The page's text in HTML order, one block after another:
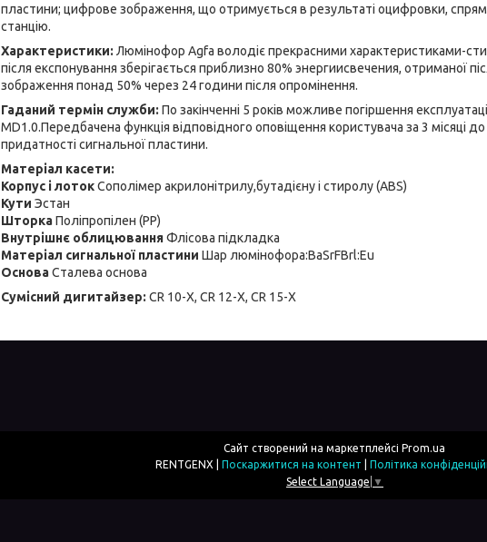
пластини; цифрове зображення, що отримується в результаті оцифровки,
станцію.
Характеристики: Люмінофор Agfa володіє прекрасними характеристиками-
після експонування зберігається приблизно 80% энергиисвечения, отриманої
зображення понад 50% через 24 години після опромінення.
Гаданий термін служби: По закінченні 5 років можливе погіршення
MD1.0.Передбачена функція відповідного оповіщення користувача за 3 місяці до
придатності сигнальної пластини.
Матеріал касети:
Корпус і лотокСополімер акрилонітрилу,бутадієну і стиролу (ABS)
Кути Эстан
ШторкаПоліпропілен (PP)
Внутрішнє облицюванняФлісова підкладка
Матеріал сигнальної пластини Шар люмінофора:BaSrFBrl:Eu
ОсноваСталева основа
Сумісний дигитайзер: CR 10-X, CR 12-X, CR 15-X
Сайт створений на маркетплейсі Prom.ua
Поскаржитися на контент
Політика
Select Language ▼